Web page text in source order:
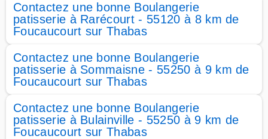
Contactez une bonne Boulangerie
patisserie à Rarécourt - 55120 à 8 km de
Foucaucourt sur Thabas
Contactez une bonne Boulangerie
patisserie à Sommaisne - 55250 à 9 km de
Foucaucourt sur Thabas
Contactez une bonne Boulangerie
patisserie à Bulainville - 55250 à 9 km de
Foucaucourt sur Thabas